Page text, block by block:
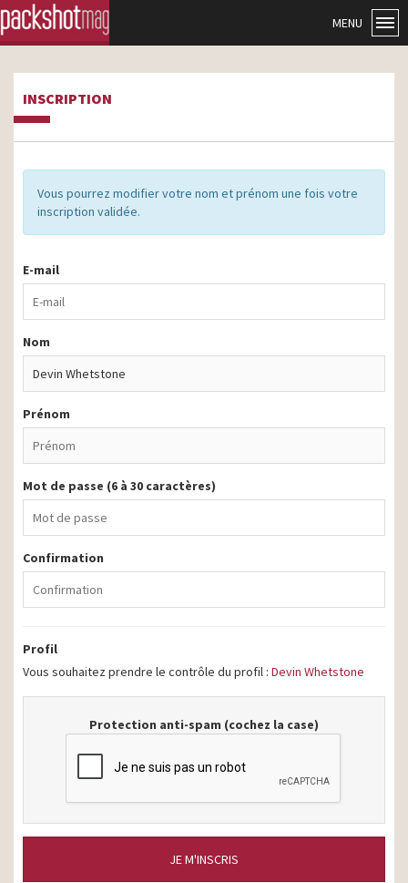
MENU
INSCRIPTION
Vous pourrez modifier votre nom et prénom une fois votre
inscription validée.
E-mail
Nom
Prénom
Mot de passe (6 à 30 caractères)
Confirmation
Profil
Vous souhaitez prendre le contrôle du profil : Devin Whetstone
Protection anti-spam (cochez la case)
JE M'INSCRIS